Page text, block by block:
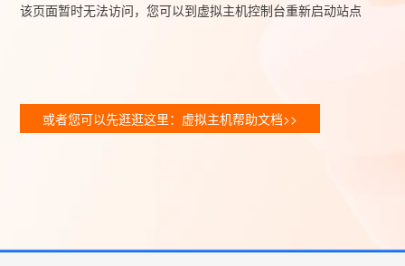
该页面暂时无法访问，您可以到虚拟主机控制台重新启动站点
或者您可以先逛逛这里：虚拟主机帮助文档>>